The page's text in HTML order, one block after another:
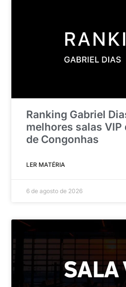
Ranking Gabriel
melhores salas
de Congonhas
LER MATÉRIA
6 de agosto de 2026